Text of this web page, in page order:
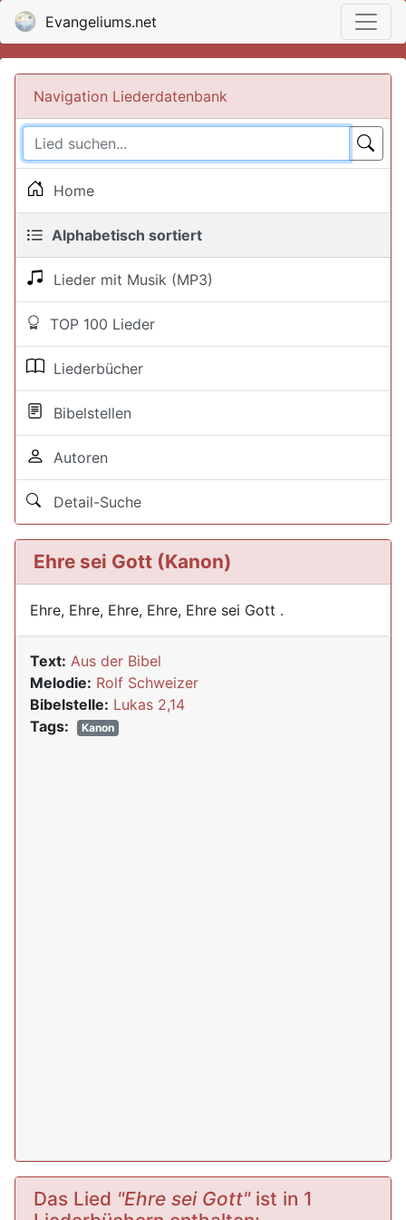
Evangeliums.net
Navigation Liederdatenbank
Home
Alphabetisch sortiert
Lieder mit Musik (MP3)
TOP 100 Lieder
Liederbücher
Bibelstellen
Autoren
Detail-Suche
Ehre sei Gott (Kanon)
Ehre, Ehre, Ehre, Ehre, Ehre sei Gott .
Text: Aus der Bibel
Melodie: Rolf Schweizer
Bibelstelle: Lukas 2,14
Tags:
Kanon
Das Lied "Ehre sei Gott"ist in 1